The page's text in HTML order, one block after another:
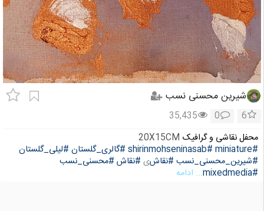
شیرین محسنی نسب
6
0
35,435
محفل نقاشی و گرافیک 20X15CM
#miniature
#shirinmohseninasab #گالری_گلستان #لیلی_گلستان
#شیرین_محسنی_نسب #نقاشی #نقاش #محسنی_نسب
#mixedmedia
... ادامه